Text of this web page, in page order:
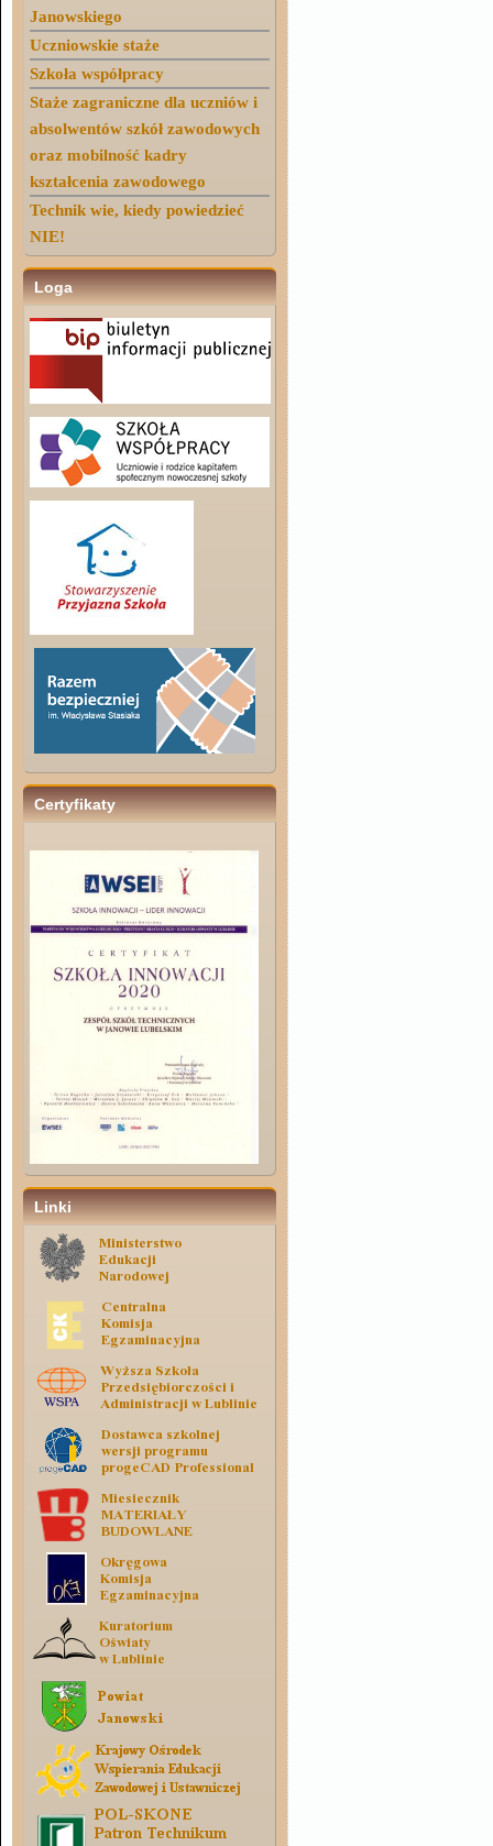
Janowskiego
Uczniowskie staże
Szkoła współpracy
Staże zagraniczne dla uczniów i
absolwentów szkół zawodowych
oraz mobilność kadry
kształcenia zawodowego
Technik wie, kiedy powiedzieć
NIE!
Loga
Certyfikaty
Linki